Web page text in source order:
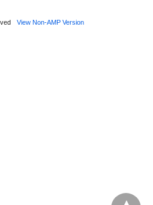
View Non-AMP Version